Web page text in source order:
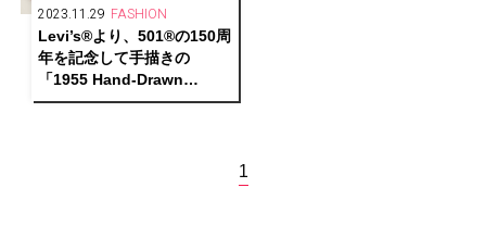
2023.11.29 FASHION
Levi’s®より、501®の150周
年を記念して手描きの
「1955 Hand-Drawn
501®」を発売
1